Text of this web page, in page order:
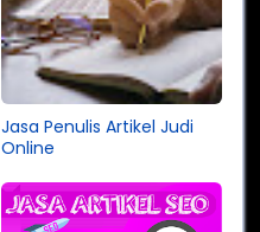
Jasa Penulis Artikel Judi
Online